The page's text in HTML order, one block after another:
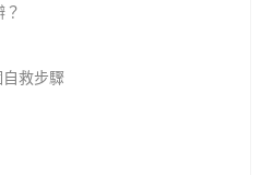
救步驟